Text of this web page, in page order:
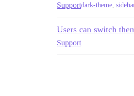
Supportdark-theme,
Users can switch
Support